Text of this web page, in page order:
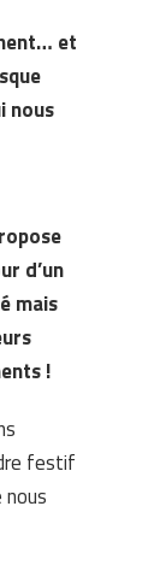
et
nous
d’un
mais
!
festif